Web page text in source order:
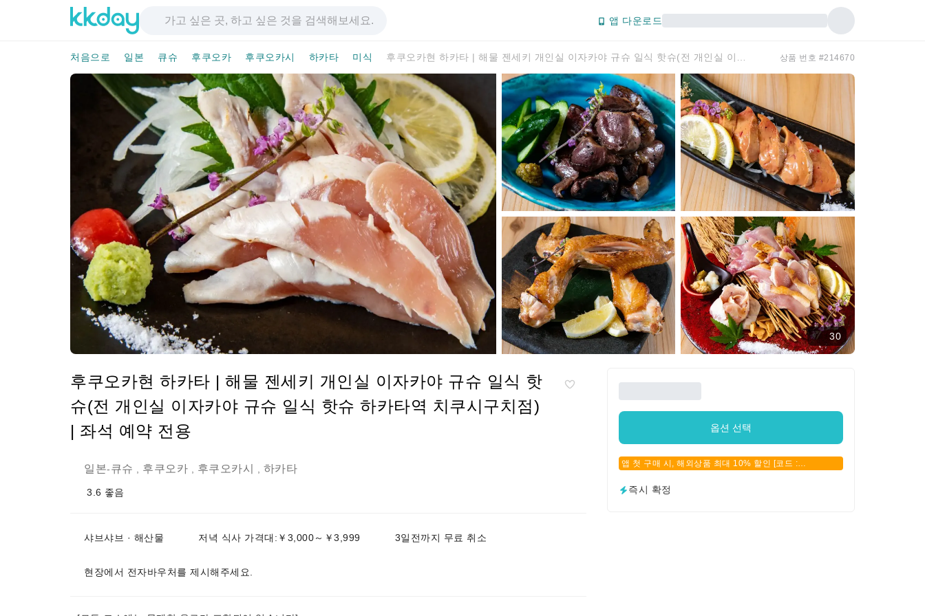
앱 다운로드
처음으로 일본 큐슈 후쿠오카 후쿠오카시 하카타 미식 상품 번호 #214670
30
후쿠오카현 하카타 | 해물 젠세키 개인실 이자카야 규슈 일식 핫
슈(전 개인실 이자카야 규슈 일식 핫슈 하카타역 치쿠시구치점)
| 좌석 예약 전용
일본-큐슈 후쿠오카 후쿠오카시 하카타
3.6 좋음
샤브샤브 · 해산물 저녁 식사 가격대:￥3,000～￥3,999 3일전까지 무료 취소
현장에서 전자바우처를 제시해주세요.
옵션 선택
앱 첫 구매 시, 해외상품 최대 10% 할인 [코드 :
즉시 확정